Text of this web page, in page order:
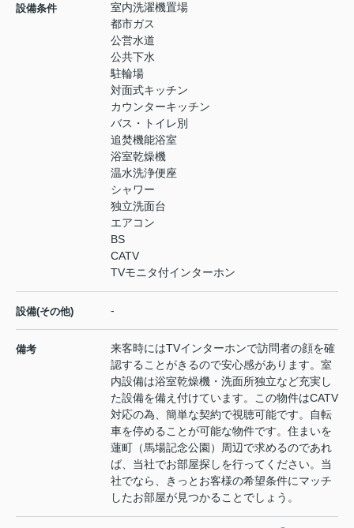
設備条件
室内洗濯機置場
都市ガス
公営水道
公共下水
駐輪場
対面式キッチン
カウンターキッチン
バス・トイレ別
追焚機能浴室
浴室乾燥機
温水洗浄便座
シャワー
独立洗面台
エアコン
BS
CATV
TVモニタ付インターホン
設備(その他) -
備考
来客時にはTVインターホンで訪問者の顔を確
認することがきるので安心感があります。室
内設備は浴室乾燥機・洗面所独立など充実し
た設備を備え付けています。この物件はCATV
対応の為、簡単な契約で視聴可能です。自転
車を停めることが可能な物件です。住まいを
蓮町（馬場記念公園）周辺で求めるのであれ
ば、当社でお部屋探しを行ってください。当
社でなら、きっとお客様の希望条件にマッチ
したお部屋が見つかることでしょう。